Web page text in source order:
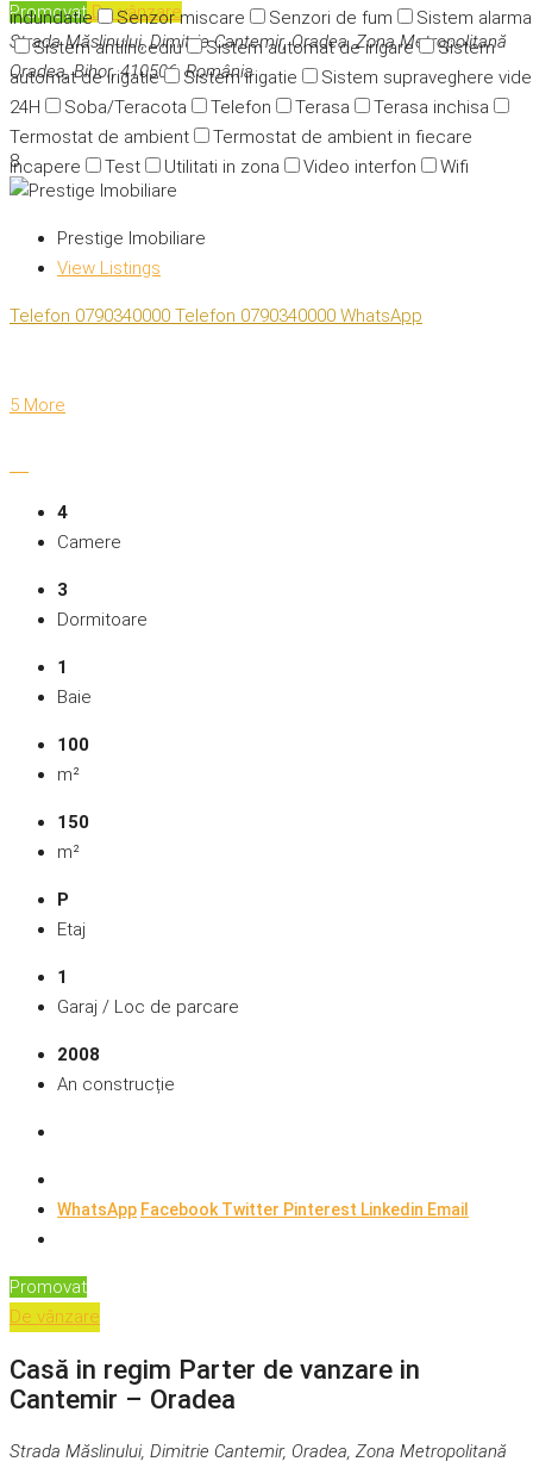
indundatie
Senzor miscare Senzori de fum
Sistem alarma
Sistem antiincediu
Sistem automat de irigare
Sistem
automat de irigatie
Sistem irigatie
Sistem supraveghere
24H
Soba/Teracota Telefon Terasa
Terasa inchisa
Termostat de ambient
Termostat de ambient in fiecare
incapere
Test Utilitati in zona Video interfon Wifi
PromovatDe vânzare
Strada Măslinului, Dimitrie Cantemir, Oradea, Zona Metropolitană
Oradea, Bihor, 410506, România
8
Prestige Imobiliare
View Listings
Telefon 0790340000 Telefon 0790340000 WhatsApp
5 More
4
Camere
3
Dormitoare
1
Baie
100
m²
150
m²
P
Etaj
1
Garaj / Loc de parcare
2008
An construcție
WhatsApp FacebookTwitter Pinterest Linkedin Email
Promovat
De vânzare
Casă in regim Parter de vanzare in
Cantemir – Oradea
Strada Măslinului, Dimitrie Cantemir, Oradea, Zona Metropolitană